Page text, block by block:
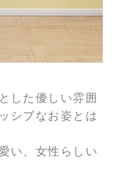
した優しい雰囲
シブなお姿とは
い、女性らしい